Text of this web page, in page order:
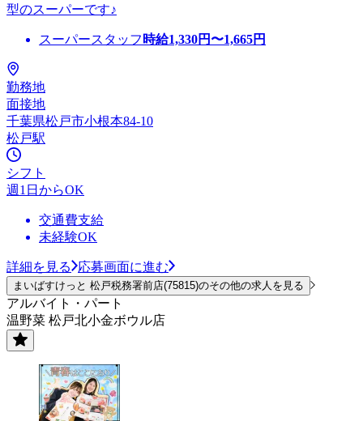
型のスーパーです♪
スーパースタッフ 時給1,330円〜1,665円
勤務地
面接地
千葉県松戸市小根本84-10
松戸駅
シフト
週1日からOK
交通費支給
未経験OK
詳細を見る 応募画面に進む
まいばすけっと 松戸税務署前店(75815)のその他の求人を見る
アルバイト・パート
温野菜 松戸北小金ボウル店